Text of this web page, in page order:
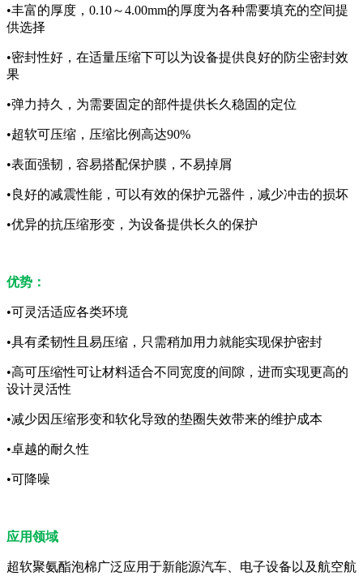
•丰富的厚度，0.10～4.00mm的厚度为各种需要填充的空间提
供选择
•密封性好，在适量压缩下可以为设备提供良好的防尘密封效
果
•弹力持久，为需要固定的部件提供长久稳固的定位
•超软可压缩，压缩比例高达90%
•表面强韧，容易搭配保护膜，不易掉屑
•良好的减震性能，可以有效的保护元器件，减少冲击的损坏
•优异的抗压缩形变，为设备提供长久的保护
优势：
•可灵活适应各类环境
•具有柔韧性且易压缩，只需稍加用力就能实现保护密封
•高可压缩性可让材料适合不同宽度的间隙，进而实现更高的
设计灵活性
•减少因压缩形变和软化导致的垫圈失效带来的维护成本
•卓越的耐久性
•可降噪
应用领域
超软聚氨酯泡棉广泛应用于新能源汽车、电子设备以及航空航